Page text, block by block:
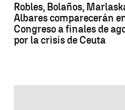
Robles, Bolaños,
Albares comparecerán
Congreso a finales de
por la crisis de Ceuta